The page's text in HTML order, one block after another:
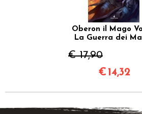
Oberon il Mago
La Guerra dei
€ 17,90
€ 14,32